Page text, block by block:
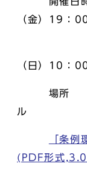
（金）19：
第2回
（日）10：
場所 川
ル
「条例
(PDF形式